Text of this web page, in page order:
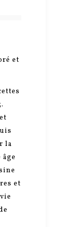
et
la
et